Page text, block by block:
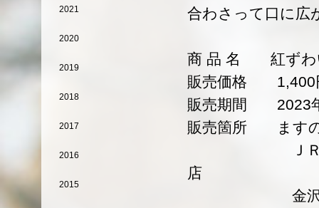
合わさって口に広
商 品 名 紅ずわ
販売価格 1,400
販売期間 2023年
販売箇所 ますの
ＪＲ富山駅
店
金沢百番街
2021
2020
2019
2018
2017
2016
2015